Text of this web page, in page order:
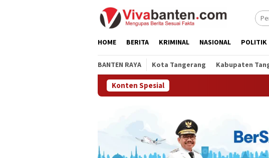
HOME BERITA KRIMINAL NASIONAL POLITIK
BANTEN RAYA Kota Tangerang Kabupaten
Konten Spesial Pemkot